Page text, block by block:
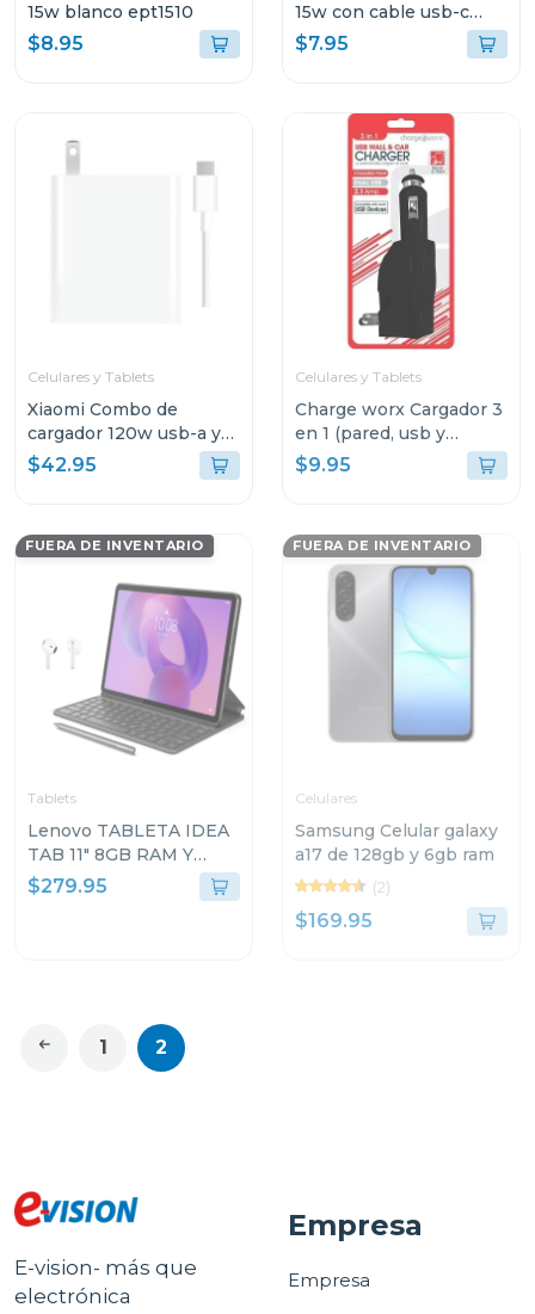
15w blanco ept1510
$8.95
15w con cable usb-c
color negro ept1510
$7.95
Celulares y Tablets
Xiaomi Combo de
cargador 120w usb-a y
cable de carga usb-c
mdy13
$42.95
Celulares y Tablets
Charge worx Cargador 3
en 1 (pared, usb y
cargador de coche)
cx3025
$9.95
FUERA DE INVENTARIO
Tablets
Lenovo TABLETA IDEA
TAB 11" 8GB RAM Y
128GB
ALMACENAMIENTO
$279.95
FUERA DE INVENTARIO
Celulares
Samsung Celular galaxy
a17 de 128gb y 6gb ram
(2)
$169.95
1 2
E-vision- más que
electrónica
Empresa
Empresa